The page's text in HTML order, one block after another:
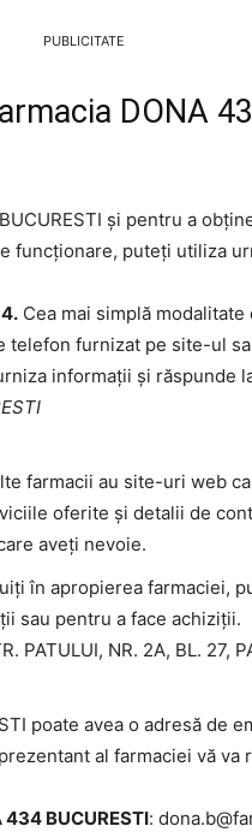
PUBLICITATE
DONA
și pentru a
funcționare, puteți utiliza
Cea mai simplă
telefon furnizat pe site-ul
informații și răspunde
farmacii au site-uri web
oferite și detalii de
aveți nevoie.
în apropierea farmaciei,
sau pentru a face achiziții.
PATULUI, NR. 2A, BL. 27,
poate avea o adresă de
al farmaciei vă va
BUCURESTI: